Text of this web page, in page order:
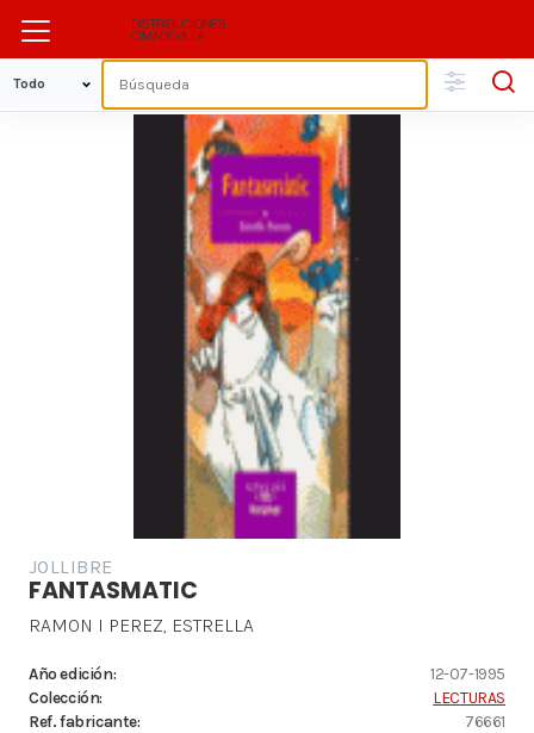
JOLLIBRE
FANTASMATIC
RAMON I PEREZ, ESTRELLA
Año edición:
12-07-1995
Colección:
LECTURAS
Ref. fabricante:
76661